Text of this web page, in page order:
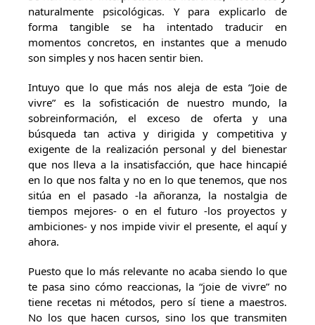
naturalmente psicológicas. Y para explicarlo de
forma tangible se ha intentado traducir en
momentos concretos, en instantes que a menudo
son simples y nos hacen sentir bien.
Intuyo que lo que más nos aleja de esta “Joie de
vivre” es la sofisticación de nuestro mundo, la
sobreinformación, el exceso de oferta y una
búsqueda tan activa y dirigida y competitiva y
exigente de la realización personal y del bienestar
que nos lleva a la insatisfacción, que hace hincapié
en lo que nos falta y no en lo que tenemos, que nos
sitúa en el pasado -la añoranza, la nostalgia de
tiempos mejores- o en el futuro -los proyectos y
ambiciones- y nos impide vivir el presente, el aquí y
ahora.
Puesto que lo más relevante no acaba siendo lo que
te pasa sino cómo reaccionas, la “joie de vivre” no
tiene recetas ni métodos, pero sí tiene a maestros.
No los que hacen cursos, sino los que transmiten